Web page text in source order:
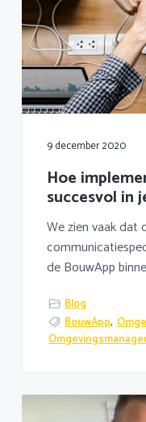
9 december 2020
Hoe
succesvol in
We zien vaak dat
de BouwApp
Blog
BouwApp,